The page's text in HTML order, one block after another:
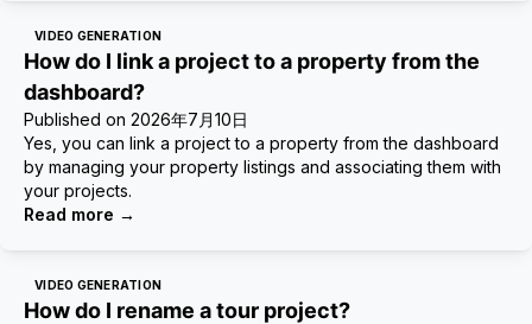
VIDEO GENERATION
How do I link a project to a property from the
dashboard?
Published on 2026年7月10日
Yes, you can link a project to a property from the dashboard
by managing your property listings and associating them with
your projects.
Read more →
VIDEO GENERATION
How do I rename a tour project?